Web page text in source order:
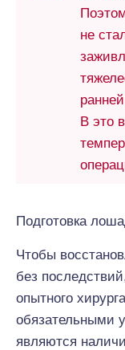
не
В это
Подготовка
Чтобы
без
опытного
обязательными
являются